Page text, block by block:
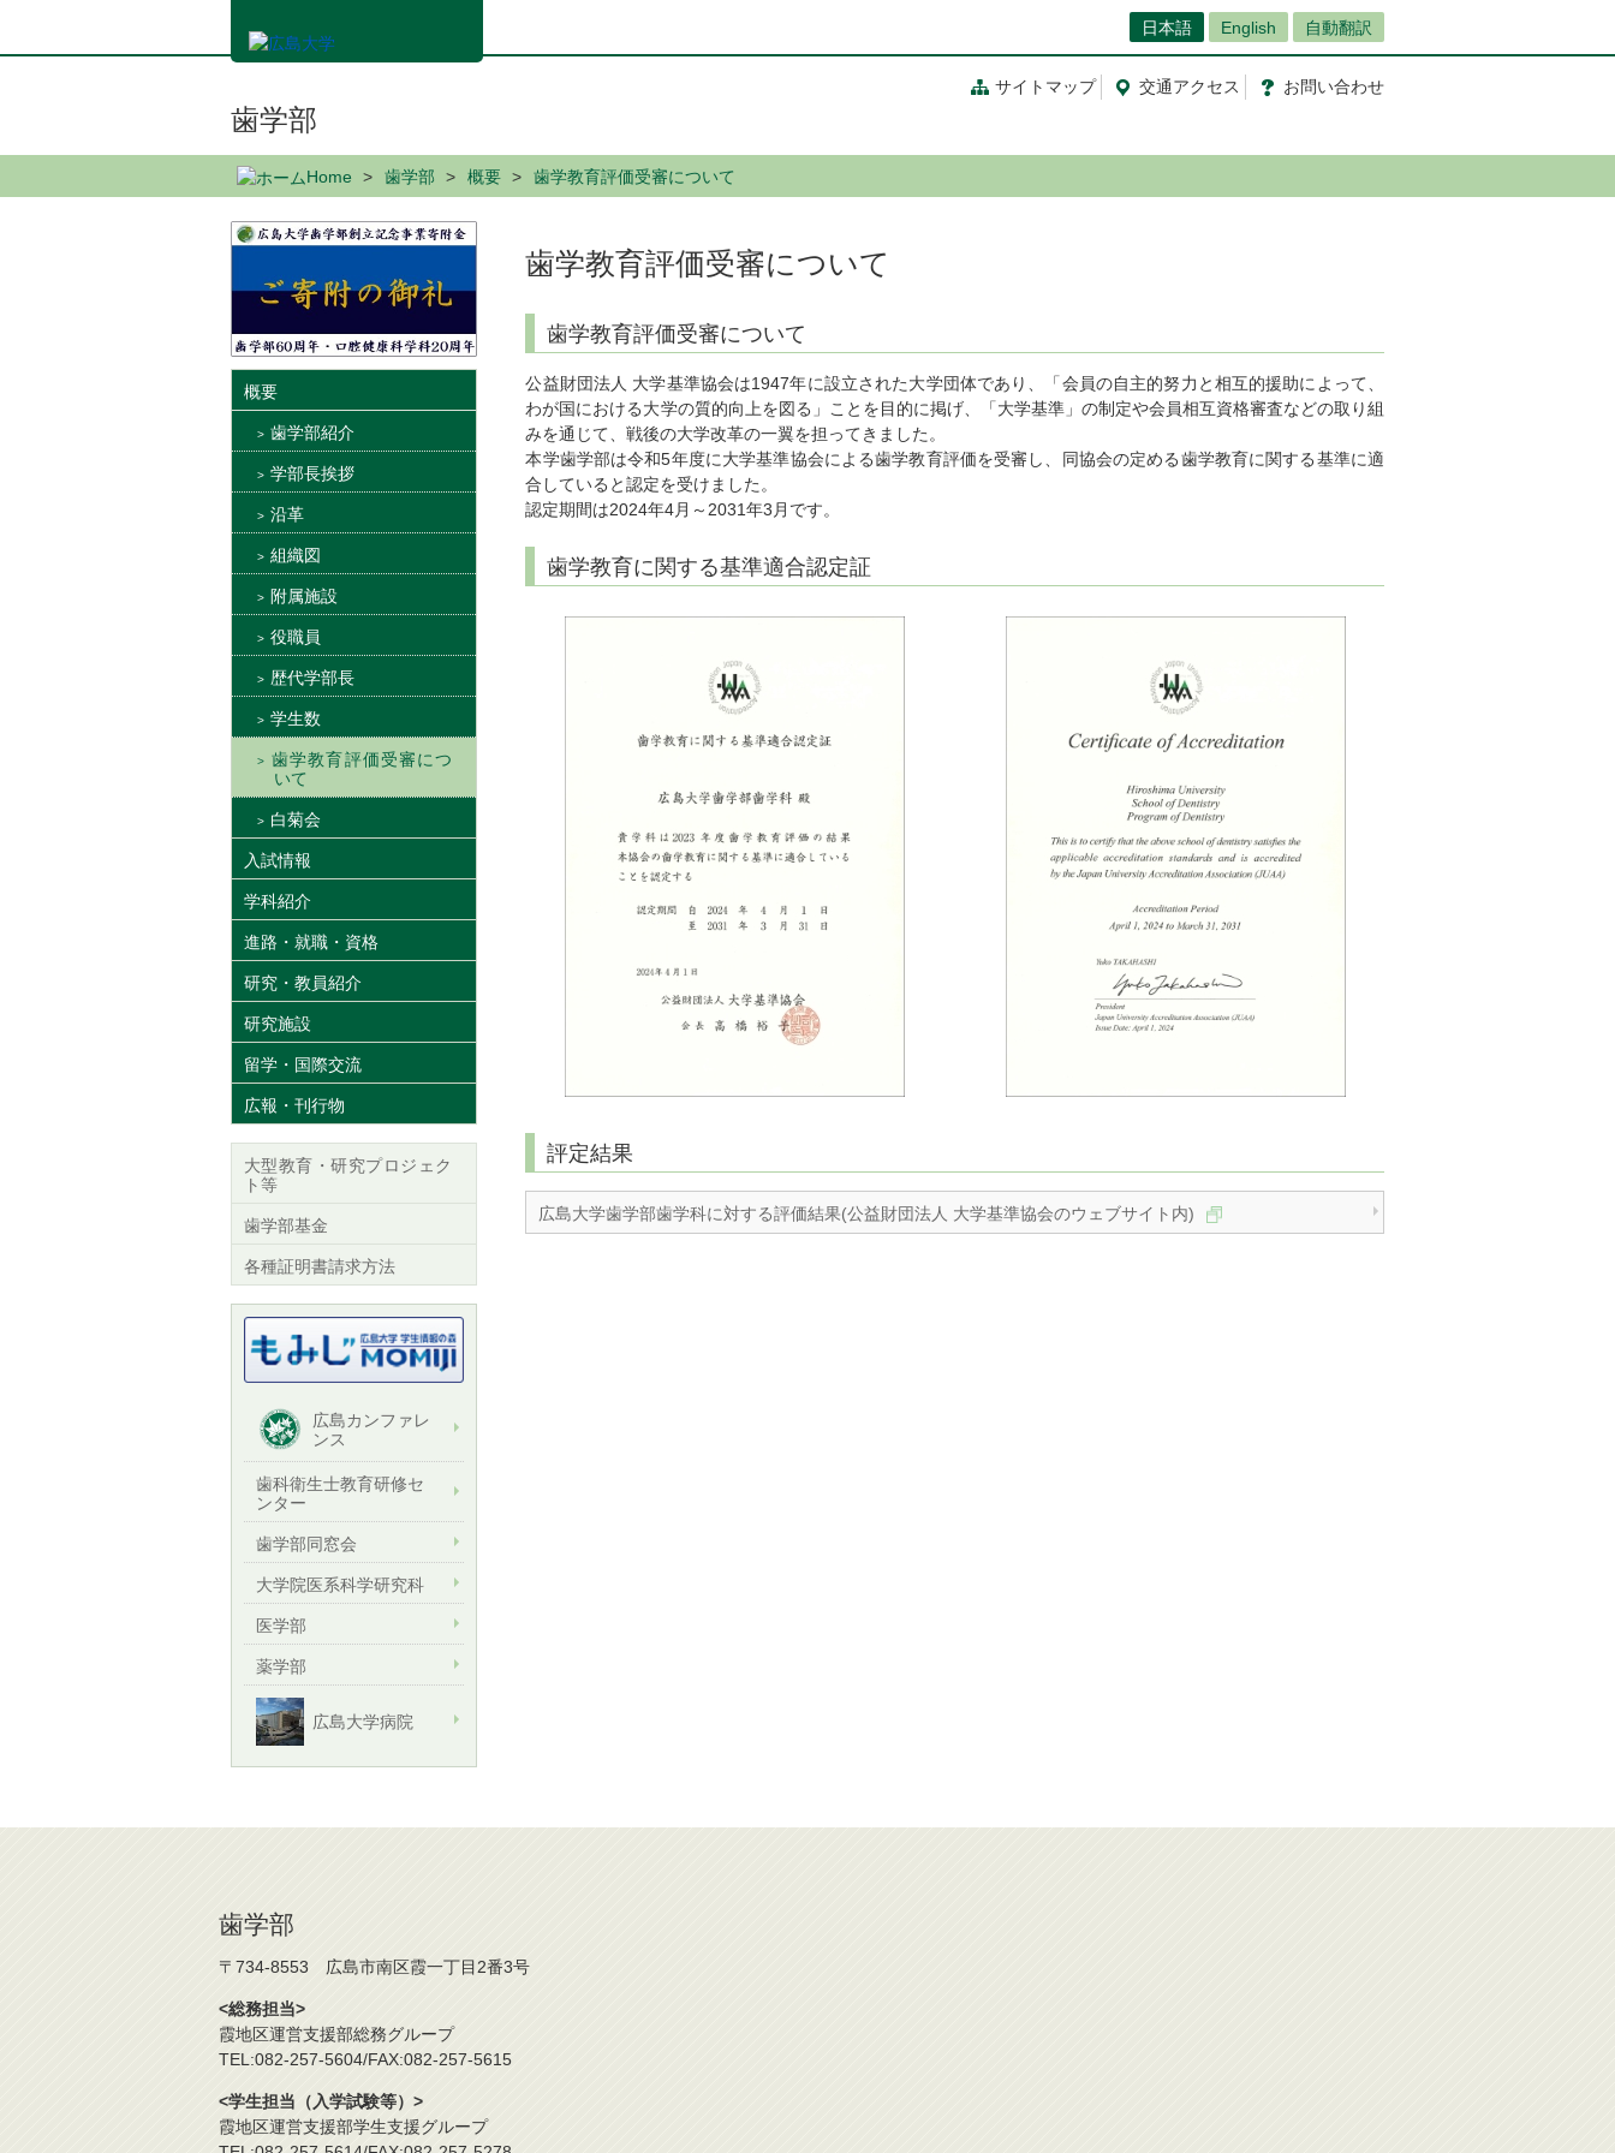
ン
日本語 English 自動翻訳
サイトマップ 交通アクセス お問い合わせ
歯学部
Home 歯学部 概要 歯学教育評価受審について
歯学教育評価受審について
歯学教育評価受審について
公益財団法人 大学基準協会は1947年に設立された大学団体であり、「会員の自主的努力と相互的援助によって、
わが国における大学の質的向上を図る」ことを目的に掲げ、「大学基準」の制定や会員相互資格審査などの取り組
みを通じて、戦後の大学改革の一翼を担ってきました。
本学歯学部は令和5年度に大学基準協会による歯学教育評価を受審し、同協会の定める歯学教育に関する基準に適
合していると認定を受けました。
認定期間は2024年4月～2031年3月です。
歯学教育に関する基準適合認定証
評定結果
広島大学歯学部歯学科に対する評価結果(公益財団法人 大学基準協会のウェブサイト内)
概要
歯学部紹介
学部長挨拶
沿革
組織図
附属施設
役職員
歴代学部長
学生数
歯学教育評価受審につ
いて
白菊会
入試情報
学科紹介
進路・就職・資格
研究・教員紹介
研究施設
留学・国際交流
広報・刊行物
大型教育・研究プロジェク
ト等
歯学部基金
各種証明書請求方法
広島カンファレ
ンス
歯科衛生士教育研修セ
ンター
歯学部同窓会
大学院医系科学研究科
医学部
薬学部
広島大学病院
歯学部
〒734-8553 広島市南区霞一丁目2番3号
<総務担当>
霞地区運営支援部総務グループ
TEL:082-257-5604/FAX:082-257-5615
<学生担当（入学試験等）>
霞地区運営支援部学生支援グループ